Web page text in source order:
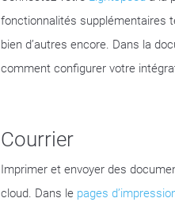
fonctionnalités supplémentaires
bien d’autres encore. Dans la
comment configurer votre
Courrier
Imprimer et envoyer des
cloud. Dans le pages